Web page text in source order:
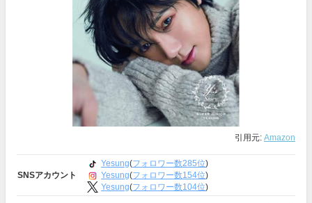
引用元: Amazon
SNSアカウント
Yesung(フォロワー数285位)
Yesung(フォロワー数154位)
Yesung(フォロワー数104位)